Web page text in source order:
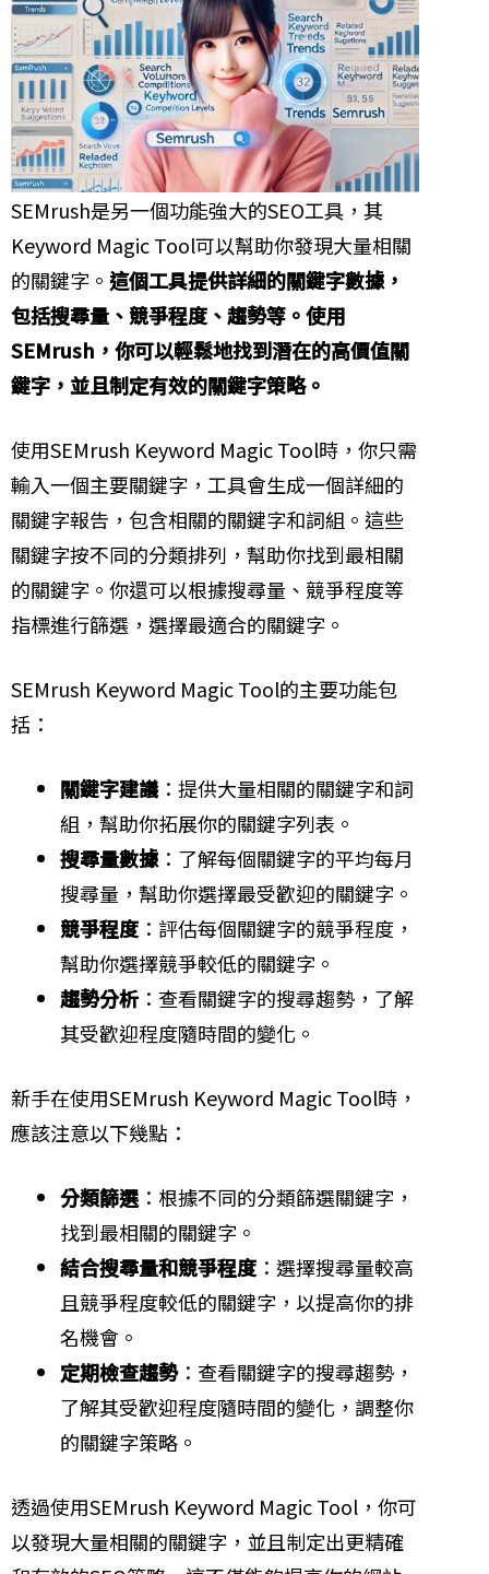
SEMrush是另一個功能強大的SEO工具，其
Keyword Magic Tool可以幫助你發現大量相關
的關鍵字。 這個工具提供詳細的關鍵字數據，
包括搜尋量、競爭程度、趨勢等。使用
SEMrush，你可以輕鬆地找到潛在的高價值關
鍵字，並且制定有效的關鍵字策略。
使用SEMrush Keyword Magic Tool時，你只需
輸入一個主要關鍵字，工具會生成一個詳細的
關鍵字報告，包含相關的關鍵字和詞組。這些
關鍵字按不同的分類排列，幫助你找到最相關
的關鍵字。你還可以根據搜尋量、競爭程度等
指標進行篩選，選擇最適合的關鍵字。
SEMrush Keyword Magic Tool的主要功能包
括：
關鍵字建議：提供大量相關的關鍵字和詞
組，幫助你拓展你的關鍵字列表。
搜尋量數據 ：了解每個關鍵字的平均每月
搜尋量，幫助你選擇最受歡迎的關鍵字。
競爭程度 ：評估每個關鍵字的競爭程度，
幫助你選擇競爭較低的關鍵字。
趨勢分析：查看關鍵字的搜尋趨勢，了解
其受歡迎程度隨時間的變化。
新手在使用SEMrush Keyword Magic Tool時，
應該注意以下幾點：
分類篩選 ：根據不同的分類篩選關鍵字，
找到最相關的關鍵字。
結合搜尋量和競爭程度 ：選擇搜尋量較高
且競爭程度較低的關鍵字，以提高你的排
名機會。
定期檢查趨勢：查看關鍵字的搜尋趨勢，
了解其受歡迎程度隨時間的變化，調整你
的關鍵字策略。
透過使用SEMrush Keyword Magic Tool，你可
以發現大量相關的關鍵字，並且制定出更精確